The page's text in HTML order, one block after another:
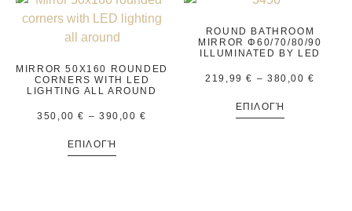
MIRROR 50X160 ROUNDED
CORNERS WITH LED
LIGHTING ALL AROUND
350,00€ – 390,00€
ΕΠΙΛΟΓΉ
ROUND BATHROOM
MIRROR Φ60/70/80/90
ILLUMINATED BY LED
219,99€ – 380,00€
ΕΠΙΛΟΓΉ